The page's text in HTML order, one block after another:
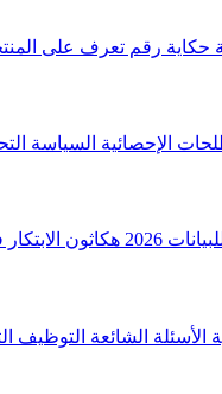
حكاية رقم تعرف على
الإحصائية السياسة
2026 هكاثون الابتكار
الأسئلة الشائعة التوظيف